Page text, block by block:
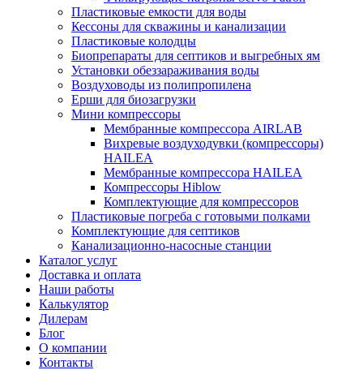
Пластиковые емкости для воды
Кессоны для скважины и канализации
Пластиковые колодцы
Биопрепараты для септиков и выгребных ям
Установки обеззараживания воды
Воздуховоды из полипропилена
Ерши для биозагрузки
Мини компрессоры
Мембранные компрессора AIRLAB
Вихревые воздуходувки (компрессоры)
HAILEA
Мембранные компрессора HAILEA
Компрессоры Hiblow
Комплектующие для компрессоров
Пластиковые погреба с готовыми полками
Комплектующие для септиков
Канализационно-насосные станции
Каталог услуг
Доставка и оплата
Наши работы
Калькулятор
Дилерам
Блог
О компании
Контакты